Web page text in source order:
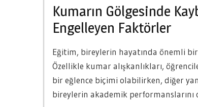
Kumarın Gölgesinde
Engelleyen Faktörler
Eğitim, bireylerin hayatında önemli
Özellikle kumar alışkanlıkları,
bir eğlence biçimi olabilirken, diğer
bireylerin akademik